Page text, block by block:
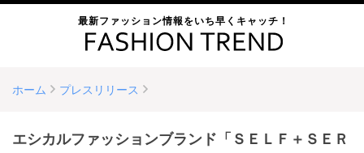
最新ファッション情報をいち早くキャッチ！
ホーム プレスリリース
エシカルファッションブランド「ＳＥＬＦ＋ＳＥＲ